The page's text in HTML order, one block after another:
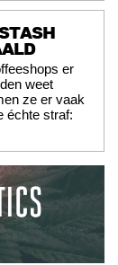
er
weet
ze er vaak
échte straf: